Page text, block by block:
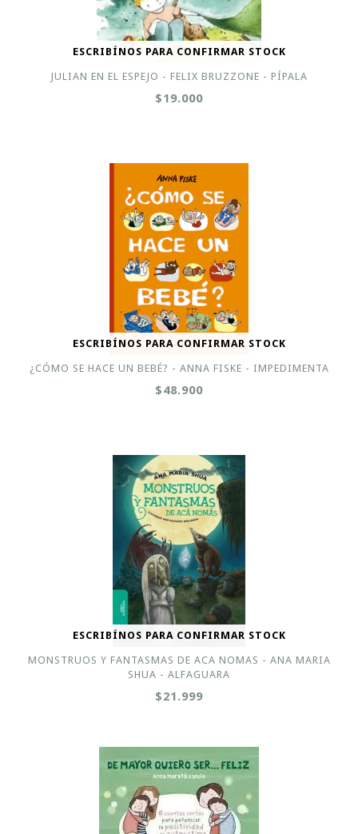
ESCRIBÍNOS PARA CONFIRMAR STOCK
JULIAN EN EL ESPEJO - FELIX BRUZZONE - PÍPALA
$19.000
ESCRIBÍNOS PARA CONFIRMAR STOCK
¿CÓMO SE HACE UN BEBÉ? - ANNA FISKE - IMPEDIMENTA
$48.900
ESCRIBÍNOS PARA CONFIRMAR STOCK
MONSTRUOS Y FANTASMAS DE ACA NOMAS - ANA MARIA
SHUA - ALFAGUARA
$21.999